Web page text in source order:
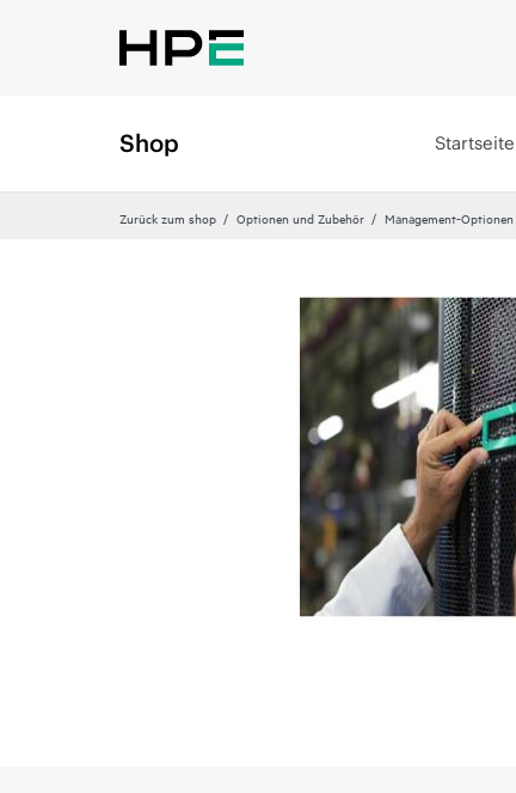
Shop Startseite
Zurück zum shop Optionen und Zubehör Management-Optionen